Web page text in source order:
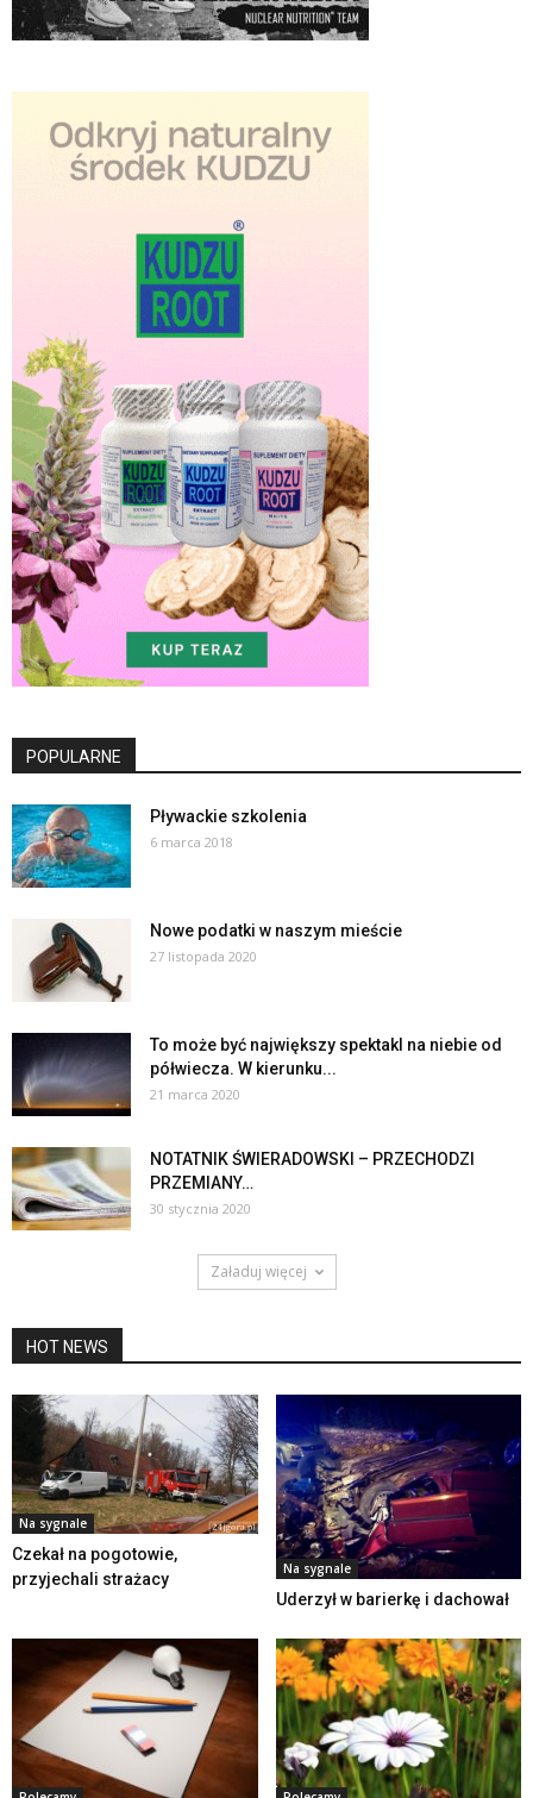
POPULARNE
Pływackie szkolenia
6 marca 2018
Nowe podatki w naszym mieście
27 listopada 2020
To może być największy spektakl na niebie od
półwiecza. W kierunku...
21 marca 2020
NOTATNIK ŚWIERADOWSKI – PRZECHODZI
PRZEMIANY…
30 stycznia 2020
Załaduj więcej
HOT NEWS
Na sygnale
Czekał na pogotowie,
przyjechali strażacy
Na sygnale
Uderzył w barierkę i dachował